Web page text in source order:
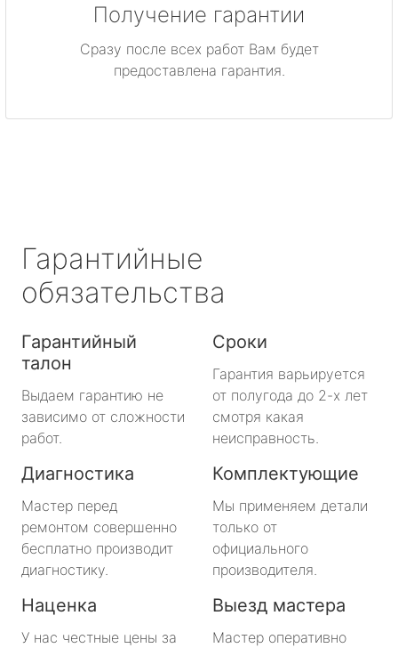
Получение гарантии
Сразу после всех работ Вам будет
предоставлена гарантия.
Гарантийные
обязательства
Гарантийный
талон
Выдаем гарантию не
зависимо от сложности
работ.
Сроки
Гарантия варьируется
от полугода до 2-х лет
смотря какая
неисправность.
Диагностика
Мастер перед
ремонтом совершенно
бесплатно производит
диагностику.
Комплектующие
Мы применяем детали
только от
официального
производителя.
Наценка
У нас честные цены за
Выезд мастера
Мастер оперативно